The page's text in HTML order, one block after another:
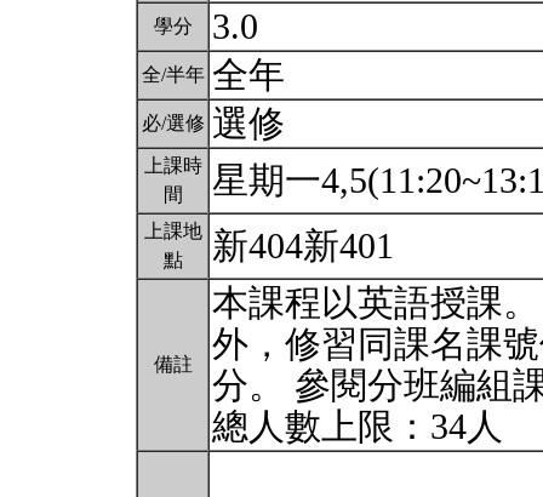
學分 3.0
全/半年 全年
必/選修 選修
上課時
間
星期一
上課地
點
新404新401
備註
本課程以英語授課
外，修習同課名課
分。 參閱分班編組
總人數上限：34人